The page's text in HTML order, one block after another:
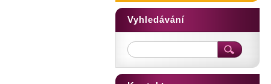
Vyhledávání